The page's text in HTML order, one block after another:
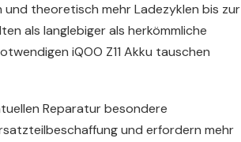
theoretisch mehr Ladezyklen bis zur
als langlebiger als herkömmliche
iQOO Z11 Akku tauschen
Reparatur besondere
und erfordern mehr